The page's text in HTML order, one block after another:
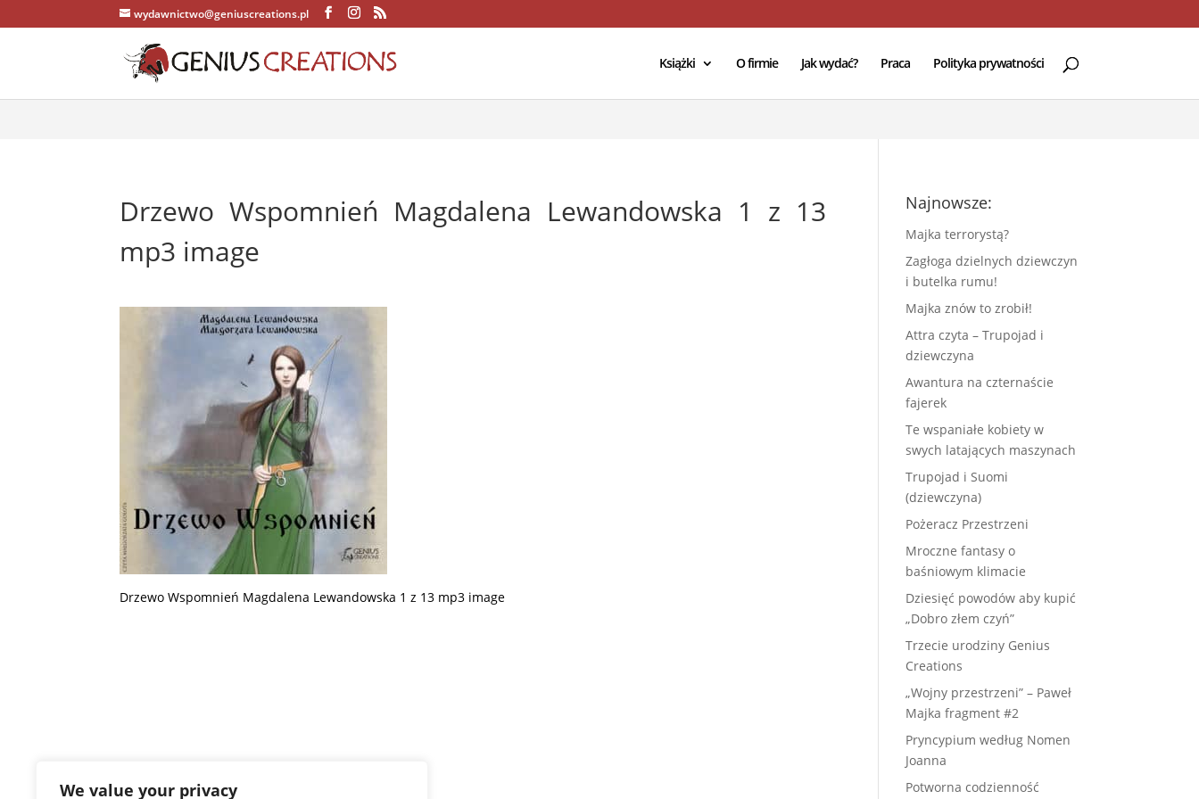
We value your privacy
Warning: Constant WP_CACHE already defined in/home/zenstrona/domains/geniuscreations.pl/public_html/wp-config.phpon line94
wydawnictwo@geniuscreations.pl
Książki O firmie Jak wydać? Praca Polityka prywatności
Drzewo Wspomnień Magdalena Lewandowska 1 z 13
mp3 image
Drzewo Wspomnień Magdalena Lewandowska 1 z 13 mp3 image
Najnowsze:
Majka terrorystą?
Zagłoga dzielnych dziewczyn
i butelka rumu!
Majka znów to zrobił!
Attra czyta – Trupojad i
dziewczyna
Awantura na czternaście
fajerek
Te wspaniałe kobiety w
swych latających maszynach
Trupojad i Suomi
(dziewczyna)
Pożeracz Przestrzeni
Mroczne fantasy o
baśniowym klimacie
Dziesięć powodów aby kupić
„Dobro złem czyń”
Trzecie urodziny Genius
Creations
„Wojny przestrzeni” – Paweł
Majka fragment #2
Pryncypium według Nomen
Joanna
Potworna codzienność